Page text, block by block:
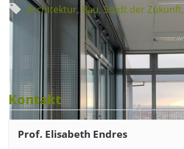
Architektur, Bau,Stadt der Zukunft,
Kontakt
Prof. Elisabeth Endres